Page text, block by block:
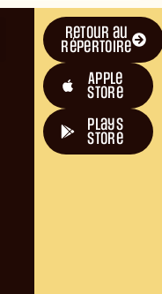
Retour au
répertoire
Apple
Store
plays
store